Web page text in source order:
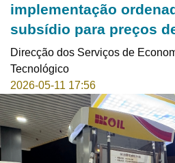
implementação
subsídio para preços
Direcção dos Serviços de
Tecnológico
2026-05-11 17:56